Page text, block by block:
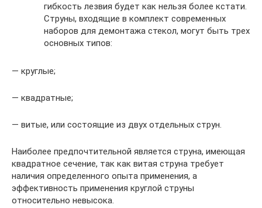
гибкость лезвия будет как нельзя более кстати.
Струны, входящие в комплект современных
наборов для демонтажа стекол, могут быть трех
основных типов:
— круглые;
— квадратные;
— витые, или состоящие из двух отдельных струн.
Наиболее предпочтительной является струна, имеющая
квадратное сечение, так как витая струна требует
наличия определенного опыта применения, а
эффективность применения круглой струны
относительно невысока.